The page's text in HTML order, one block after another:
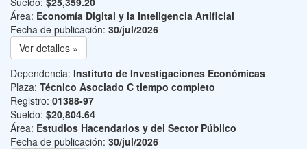
Área: Economía Digital y la Inteligencia Artificial
Fecha de publicación: 30/jul/2026
Ver detalles »
Dependencia: Instituto de Investigaciones Económicas
Plaza: Técnico Asociado C tiempo completo
Registro: 01388-97
Sueldo: $20,804.64
Área: Estudios Hacendarios y del Sector Público
Fecha de publicación: 30/jul/2026